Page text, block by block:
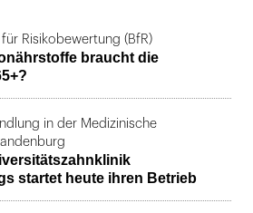
Risikobewertung (BfR)
braucht die
in der Medizinische
startet heute ihren Betrieb